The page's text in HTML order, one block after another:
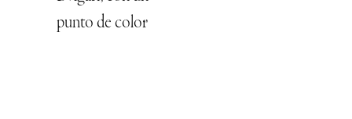
punto de color